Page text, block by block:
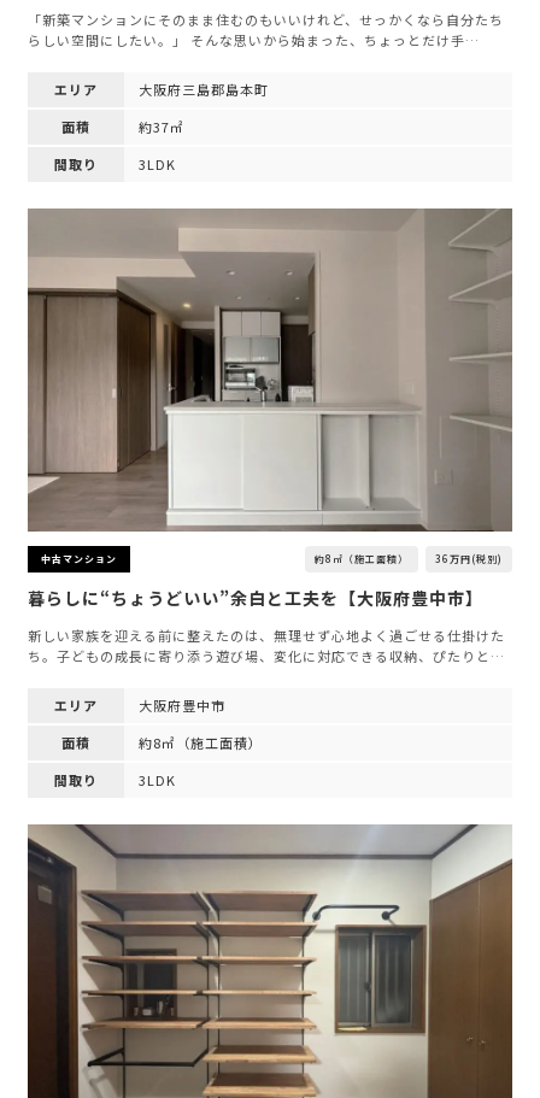
「新築マンションにそのまま住むのもいいけれど、せっかくなら自分たち
らしい空間にしたい。」 そんな思いから始まった、ちょっとだけ手…
エリア
大阪府三島郡島本町
面積
約37㎡
間取り
3LDK
中古マンション 約8㎡（施工面積） 36万円(税別)
暮らしに“ちょうどいい”余白と工夫を【大阪府豊中市】
新しい家族を迎える前に整えたのは、無理せず心地よく過ごせる仕掛けた
ち。子どもの成長に寄り添う遊び場、変化に対応できる収納、ぴたりと…
エリア
大阪府豊中市
面積
約8㎡（施工面積）
間取り
3LDK